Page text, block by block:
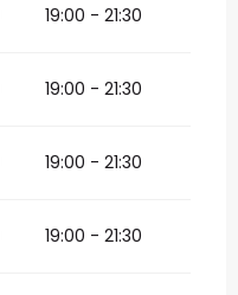
19:00 - 21:30
19:00 - 21:30
19:00 - 21:30
19:00 - 21:30